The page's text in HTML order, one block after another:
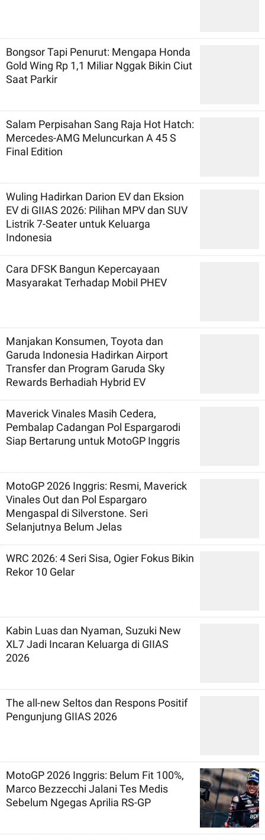
Bongsor Tapi Penurut: Mengapa Honda
Gold Wing Rp 1,1 Miliar Nggak Bikin Ciut
Saat Parkir
Salam Perpisahan Sang Raja Hot Hatch:
Mercedes-AMG Meluncurkan A 45 S
Final Edition
Wuling Hadirkan Darion EV dan Eksion
EV di GIIAS 2026: Pilihan MPV dan SUV
Listrik 7-Seater untuk Keluarga
Indonesia
Cara DFSK Bangun Kepercayaan
Masyarakat Terhadap Mobil PHEV
Manjakan Konsumen, Toyota dan
Garuda Indonesia Hadirkan Airport
Transfer dan Program Garuda Sky
Rewards Berhadiah Hybrid EV
Maverick Vinales Masih Cedera,
Pembalap Cadangan Pol Espargarodi
Siap Bertarung untuk MotoGP Inggris
MotoGP 2026 Inggris: Resmi, Maverick
Vinales Out dan Pol Espargaro
Mengaspal di Silverstone. Seri
Selanjutnya Belum Jelas
WRC 2026: 4 Seri Sisa, Ogier Fokus Bikin
Rekor 10 Gelar
Kabin Luas dan Nyaman, Suzuki New
XL7 Jadi Incaran Keluarga di GIIAS
2026
The all-new Seltos dan Respons Positif
Pengunjung GIIAS 2026
MotoGP 2026 Inggris: Belum Fit 100%,
Marco Bezzecchi Jalani Tes Medis
Sebelum Ngegas Aprilia RS-GP